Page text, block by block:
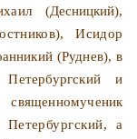
(Десницкий),
Исидор
(Руднев), в
Петербургский и
Пе­тербургский, а